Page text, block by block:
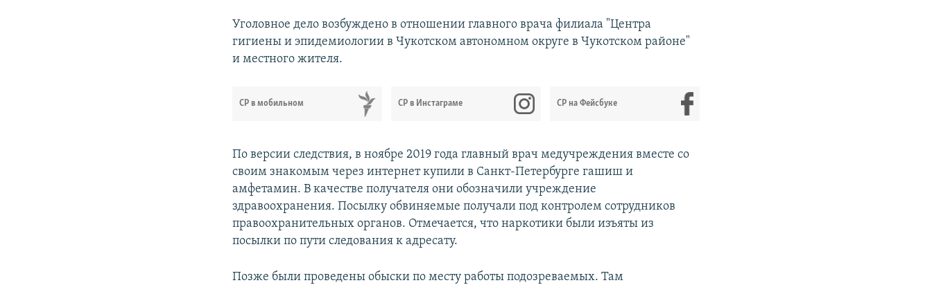
Уголовное дело возбуждено в отношении главного врача филиала "Центра
гигиены и эпидемиологии в Чукотском автономном округе в Чукотском районе"
и местного жителя.
СР в мобильном СР в Инстаграме СР на Фейсбуке
По версии следствия, в ноябре 2019 года главный врач медучреждения вместе со
своим знакомым через интернет купили в Санкт-Петербурге гашиш и
амфетамин. В качестве получателя они обозначили учреждение
здравоохранения. Посылку обвиняемые получали под контролем сотрудников
правоохранительных органов. Отмечается, что наркотики были изъяты из
посылки по пути следования к адресату.
Позже были проведены обыски по месту работы подозреваемых. Там